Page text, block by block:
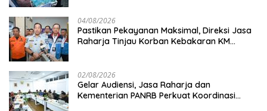
04/08/2026
Pastikan Pekayanan Maksimal, Direksi Jasa
Raharja Tinjau Korban Kebakaran KM
02/08/2026
Gelar Audiensi, Jasa Raharja dan
Kementerian PANRB Perkuat Koordinasi